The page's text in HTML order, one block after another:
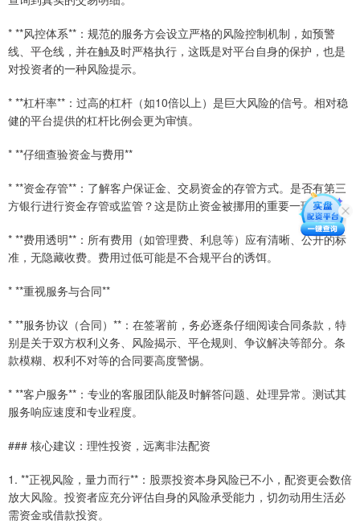
* **风控体系**：规范的服务方会设立严格的风险控制机制，如预警
线、平仓线，并在触及时严格执行，这既是对平台自身的保护，也是
对投资者的一种风险提示。
* **杠杆率**：过高的杠杆（如10倍以上）是巨大风险的信号。相对稳
健的平台提供的杠杆比例会更为审慎。
* **仔细查验资金与费用**
* **资金存管**：了解客户保证金、交易资金的存管方式。是否有第三
方银行进行资金存管或监管？这是防止资金被挪用的重要一环。
* **费用透明**：所有费用（如管理费、利息等）应有清晰、公开的标
准，无隐藏收费。费用过低可能是不合规平台的诱饵。
* **重视服务与合同**
* **服务协议（合同）**：在签署前，务必逐条仔细阅读合同条款，特
别是关于双方权利义务、风险揭示、平仓规则、争议解决等部分。条
款模糊、权利不对等的合同要高度警惕。
* **客户服务**：专业的客服团队能及时解答问题、处理异常。测试其
服务响应速度和专业程度。
### 核心建议：理性投资，远离非法配资
1. **正视风险，量力而行**：股票投资本身风险已不小，配资更会数倍
放大风险。投资者应充分评估自身的风险承受能力，切勿动用生活必
需资金或借款投资。